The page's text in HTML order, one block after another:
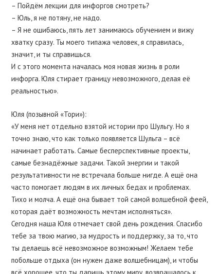
– Пойдём лекции для инфоргов смотреть?
– Юль, я не потяну, не надо.
– Я не ошибаюсь, пять лет занимаюсь обучением и вижу
хватку сразу. Ты моего типажа человек, я справилась,
значит, и ты справишься.
И с этого момента началась моя новая жизнь в роли
инфорга. Юля стирает границу невозможного, делая её
реальностью».
Юля (позывной «Тори»):
«У меня нет отдельно взятой истории про Шульгу. Но я
точно знаю, что как только появляется Шульга – всё
начинает работать. Самые бесперспективные проекты,
самые безнадёжные задачи. Такой энергии и такой
результативности не встречала больше нигде. А ещё она
часто помогает людям в их личных бедах и проблемах.
Тихо и молча. А ещё она бывает той самой волшебной феей,
которая даёт возможность мечтам исполняться».
Сегодня наша Юля отмечает свой день рождения. Спасибо
тебе за твою магию, за мудрость и поддержку, за то, что
ты делаешь всё невозможное возможным! Желаем тебе
побольше отдыха (он нужен даже волшебницам), и чтобы
всё хорошее, что ты даришь этому миру, возвращалось к